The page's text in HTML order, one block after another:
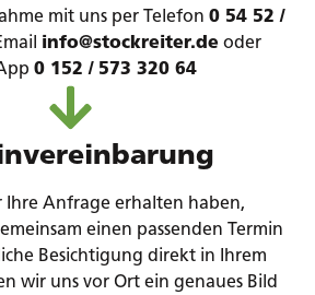
mit uns per Telefon 0 54 52 /
info@stockreiter.de oder
0 152 / 573 320 64
Ihre Anfrage erhalten haben,
einen passenden Termin
Besichtigung direkt in Ihrem
wir uns vor Ort ein genaues Bild